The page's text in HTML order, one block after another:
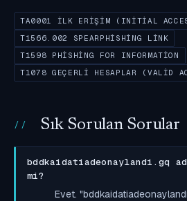
TA0001 İLK ERIŞIM (INITIAL
T1566.002 SPEARPHISHING LINK
T1598 PHISHING FOR INFORMATION
T1078 GEÇERLI HESAPLAR (VALID
Sık Sorulan Sorular
bddkaidatiadeonaylandi.gq
mi?
Evet.